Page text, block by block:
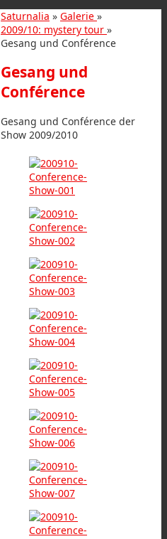
Saturnalia » Galerie »
2009/10: mystery tour »
Gesang und Conférence
Gesang und
Conférence
Gesang und Conférence der
Show 2009/2010